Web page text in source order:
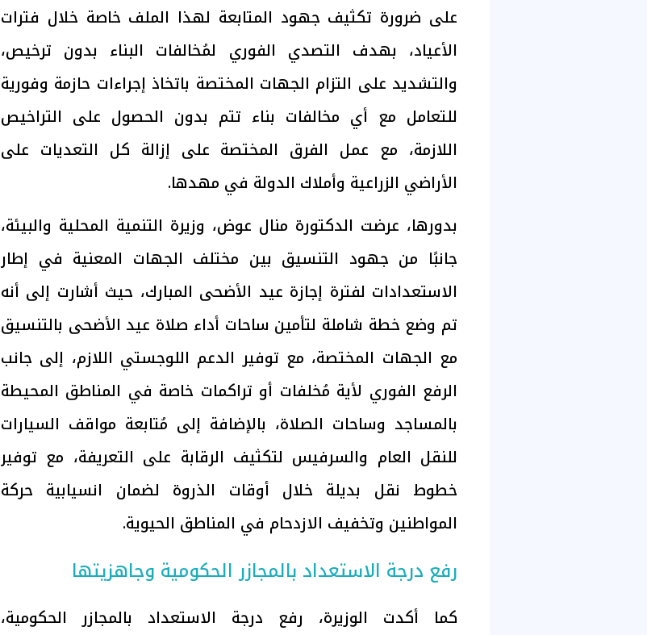
على ضرورة تكثيف جهود المتابعة لهذا الملف خاصة خلال فترات
الأعياد، بهدف التصدي الفوري لمُخالفات البناء بدون ترخيص،
والتشديد على التزام الجهات المختصة باتخاذ إجراءات حازمة وفورية
للتعامل مع أي مخالفات بناء تتم بدون الحصول على التراخيص
اللازمة، مع عمل الفرق المختصة على إزالة كل التعديات على
الأراضي الزراعية وأملاك الدولة في مهدها.
بدورها، عرضت الدكتورة منال عوض، وزيرة التنمية المحلية والبيئة،
جانبًا من جهود التنسيق بين مختلف الجهات المعنية في إطار
الاستعدادات لفترة إجازة عيد الأضحى المبارك، حيث أشارت إلى أنه
تم وضع خطة شاملة لتأمين ساحات أداء صلاة عيد الأضحى بالتنسيق
مع الجهات المختصة، مع توفير الدعم اللوجستي اللازم، إلى جانب
الرفع الفوري لأية مُخلفات أو تراكمات خاصة في المناطق المحيطة
بالمساجد وساحات الصلاة، بالإضافة إلى مُتابعة مواقف السيارات
للنقل العام والسرفيس لتكثيف الرقابة على التعريفة، مع توفير
خطوط نقل بديلة خلال أوقات الذروة لضمان انسيابية حركة
المواطنين وتخفيف الازدحام في المناطق الحيوية.
رفع درجة الاستعداد بالمجازر الحكومية وجاهزيتها
كما أكدت الوزيرة، رفع درجة الاستعداد بالمجازر الحكومية،